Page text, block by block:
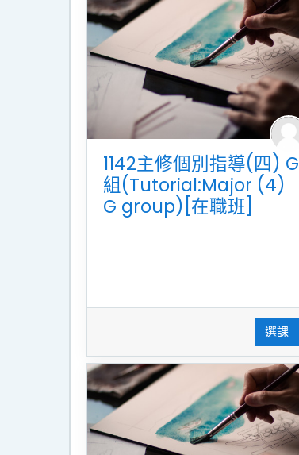
1142主修個別指導(四) G
組(Tutorial:Major (4)
G group)[在職班]
選課